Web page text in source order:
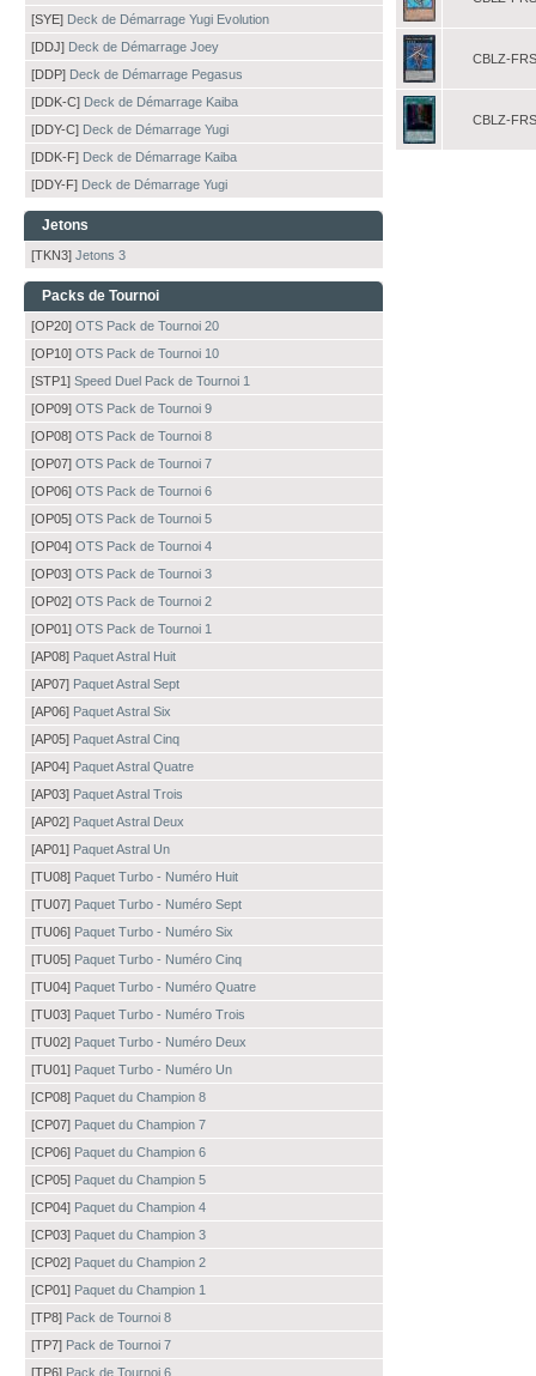
[SYE] Deck de Démarrage Yugi Evolution
[DDJ] Deck de Démarrage Joey
[DDP] Deck de Démarrage Pegasus
[DDK-C] Deck de Démarrage Kaiba
[DDY-C] Deck de Démarrage Yugi
[DDK-F] Deck de Démarrage Kaiba
[DDY-F] Deck de Démarrage Yugi
Jetons
[TKN3] Jetons 3
Packs de Tournoi
[OP20] OTS Pack de Tournoi 20
[OP10] OTS Pack de Tournoi 10
[STP1] Speed Duel Pack de Tournoi 1
[OP09] OTS Pack de Tournoi 9
[OP08] OTS Pack de Tournoi 8
[OP07] OTS Pack de Tournoi 7
[OP06] OTS Pack de Tournoi 6
[OP05] OTS Pack de Tournoi 5
[OP04] OTS Pack de Tournoi 4
[OP03] OTS Pack de Tournoi 3
[OP02] OTS Pack de Tournoi 2
[OP01] OTS Pack de Tournoi 1
[AP08] Paquet Astral Huit
[AP07] Paquet Astral Sept
[AP06] Paquet Astral Six
[AP05] Paquet Astral Cinq
[AP04] Paquet Astral Quatre
[AP03] Paquet Astral Trois
[AP02] Paquet Astral Deux
[AP01] Paquet Astral Un
[TU08] Paquet Turbo - Numéro Huit
[TU07] Paquet Turbo - Numéro Sept
[TU06] Paquet Turbo - Numéro Six
[TU05] Paquet Turbo - Numéro Cinq
[TU04] Paquet Turbo - Numéro Quatre
[TU03] Paquet Turbo - Numéro Trois
[TU02] Paquet Turbo - Numéro Deux
[TU01] Paquet Turbo - Numéro Un
[CP08] Paquet du Champion 8
[CP07] Paquet du Champion 7
[CP06] Paquet du Champion 6
[CP05] Paquet du Champion 5
[CP04] Paquet du Champion 4
[CP03] Paquet du Champion 3
[CP02] Paquet du Champion 2
[CP01] Paquet du Champion 1
[TP8] Pack de Tournoi 8
[TP7] Pack de Tournoi 7
[TP6] Pack de Tournoi 6
CBLZ-
CBLZ-